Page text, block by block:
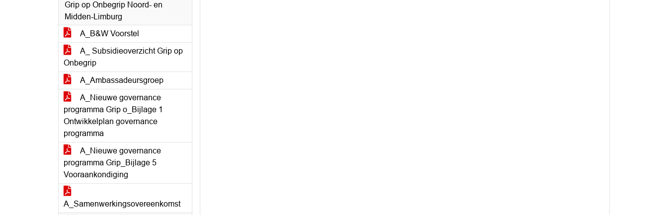
Grip op Onbegrip Noord- en
Midden-Limburg
A_B&W Voorstel
A_ Subsidieoverzicht Grip op
Onbegrip
A_Ambassadeursgroep
A_Nieuwe governance
programma Grip o_Bijlage 1
Ontwikkelplan governance
programma
A_Nieuwe governance
programma Grip_Bijlage 5
Vooraankondiging
A_Samenwerkingsovereenkomst